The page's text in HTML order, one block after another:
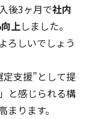
後3ヶ月で社内
上しました。
ろしいでしょう
支援”として提
と感じられる構
ります。